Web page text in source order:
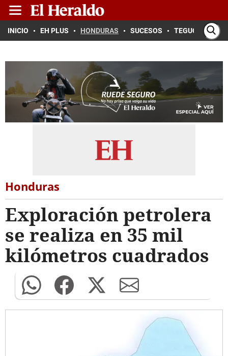
INICIO EH PLUS HONDURAS SUCESOS TEGUCIGALPA
Honduras
Exploración petrolera
se realiza en 35 mil
kilómetros cuadrados